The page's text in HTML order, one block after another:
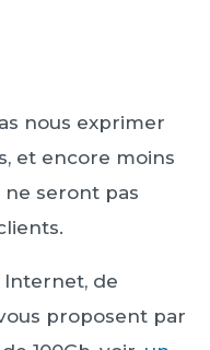
nous exprimer
et encore moins
ne seront pas
Internet, de
proposent par